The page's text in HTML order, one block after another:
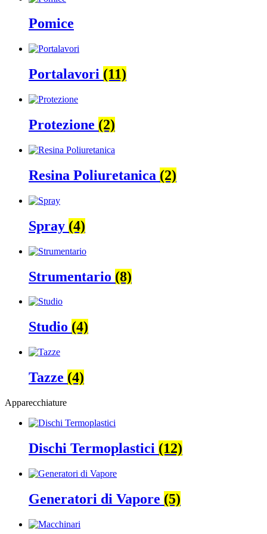
Pomice
Portalavori (11)
Protezione (2)
Resina Poliuretanica (2)
Spray (4)
Strumentario (8)
Studio (4)
Tazze (4)
Apparecchiature
Dischi Termoplastici (12)
Generatori di Vapore (5)